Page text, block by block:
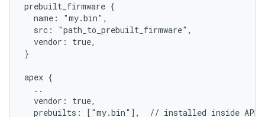
prebuilt_firmware {
  name: "my.bin",
  src: "path_to_prebuilt_firmware",
  vendor: true,
}
apex {
  ..
  vendor: true,
prebuilts: ["my.bin"],  // installed inside